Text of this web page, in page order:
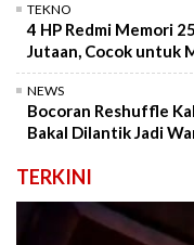
TEKNO
4 HP Redmi Memori
Jutaan, Cocok untuk
NEWS
Bocoran Reshuffle
Bakal Dilantik Jadi
TERKINI